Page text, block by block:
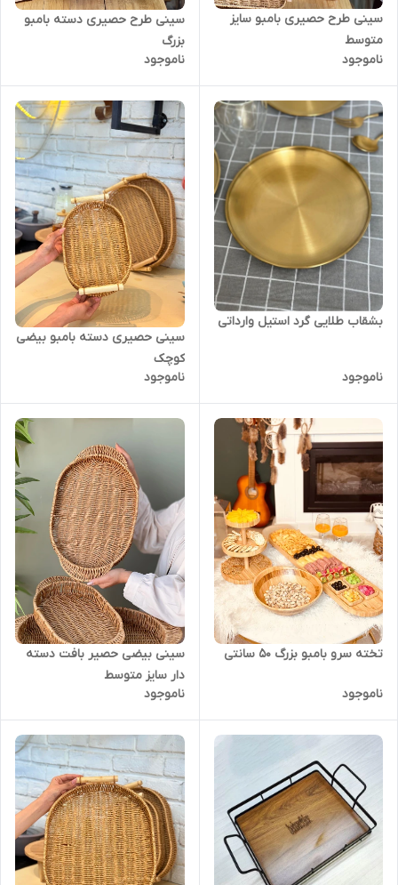
سینی طرح حصیری بامبو سایز
متوسط
ناموجود
سینی طرح حصیری دسته بامبو
بزرگ
ناموجود
بشقاب طلایی گرد استیل وارداتی
ناموجود
سینی حصیری دسته بامبو بیضی
کوچک
ناموجود
تخته سرو بامبو بزرگ 50 سانتی
ناموجود
سینی بیضی حصیر بافت دسته
دار سایز متوسط
ناموجود